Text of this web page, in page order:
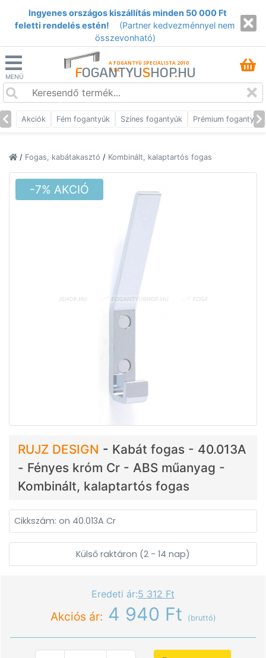
Ingyenes országos kiszállítás minden 50 000 Ft
feletti rendelés estén!
(Partner kedvezménnyel nem
összevonható)
MENÜ
A FOGANTYÚ SPECIALISTA 2010
ÓTA
FOGANTYUSHOP.HU
Akciók Fém fogantyúk Színes fogantyúk Prémium fogantyúk
/ Fogas, kabátakasztó / Kombinált, kalaptartós fogas
-7% AKCIÓ
RUJZ DESIGN - Kabát fogas - 40.013A
- Fényes króm Cr - ABS műanyag -
Kombinált, kalaptartós fogas
Cikkszám: on 40.013A Cr
Külső raktáron (2 - 14 nap)
Eredeti ár:5 312 Ft
Akciós ár: 4 940 Ft (bruttó)